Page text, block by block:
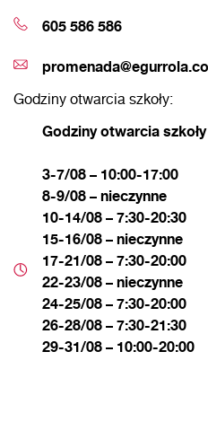
605 586 586
Godziny otwarcia szkoły:
Godziny otwarcia
3-7/08 – 10:00-17:00
8-9/08 – nieczynne
10-14/08 – 7:30-20:30
15-16/08 – nieczynne
17-21/08 – 7:30-20:00
22-23/08 – nieczynne
24-25/08 – 7:30-20:00
26-28/08 – 7:30-21:30
29-31/08 – 10:00-20:00